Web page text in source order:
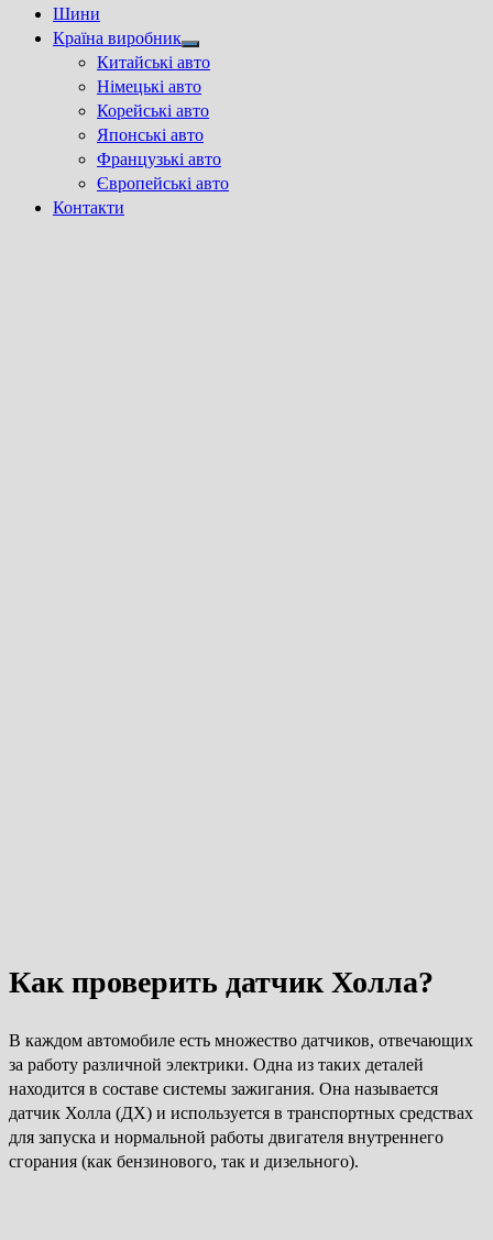
Шини
Країна виробник
Show
sub
menu
Китайські авто
Німецькі авто
Корейські авто
Японські авто
Французькі авто
Європейські авто
Контакти
Как проверить датчик Холла?
В каждом автомобиле есть множество датчиков, отвечающих
за работу различной электрики. Одна из таких деталей
находится в составе системы зажигания. Она называется
датчик Холла (ДХ) и используется в транспортных средствах
для запуска и нормальной работы двигателя внутреннего
сгорания (как бензинового, так и дизельного).